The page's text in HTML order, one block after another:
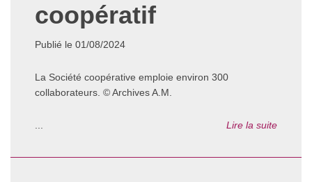
coopératif
Publié le 01/08/2024
La Société coopérative emploie environ 300
collaborateurs. © Archives A.M.
Lire la suite